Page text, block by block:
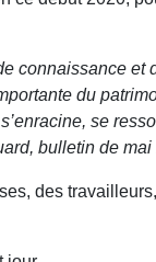
connaissance
du
se
bulletin de mai
des